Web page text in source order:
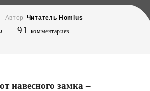
Автор Читатель Homius
91 комментариев
навесного замка –